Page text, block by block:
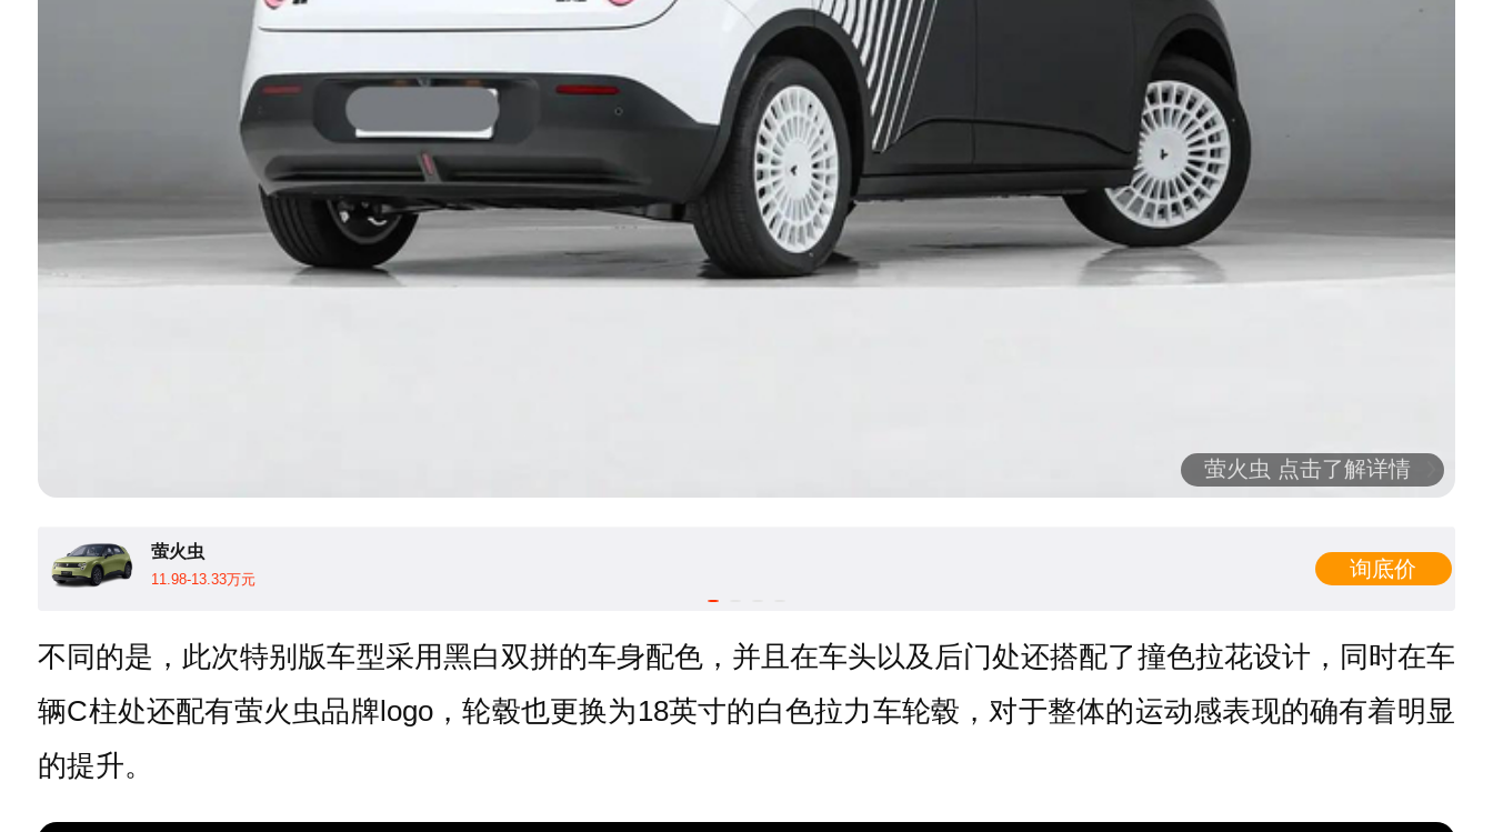
萤火虫 点击了解详情
萤火虫
11.98-13.33万元 询底价
不同的是，此次特别版车型采用黑白双拼的车身配色，并且在车头以及后门处还搭配了撞色拉花设计，同时在车
辆C柱处还配有萤火虫品牌logo，轮毂也更换为18英寸的白色拉力车轮毂，对于整体的运动感表现的确有着明显
的提升。